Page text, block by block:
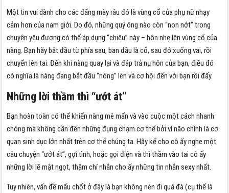
Một tin vui dành cho các đấng mày râu đó là vùng cổ của phụ nữ nhạy
cảm hơn của nam giới. Do đó, những quý ông nào còn “non nớt” trong
chuyện yêu đương có thể áp dụng “chiêu” này – hôn nhẹ lên vùng cổ của
nàng. Bạn hãy bắt đầu từ phía sau, ban đầu là cổ, sau đó xuống vai, rồi
chuyển lên tai. Đến khi nàng quay lại và đáp trả nụ hôn của bạn, điều đó
có nghĩa là nàng đang bắt đầu “nóng” lên và cơ hội đến với bạn rồi đấy.
Những lời thầm thì “ướt át”
Bạn hoàn toàn có thể khiến nàng mê mẩn và vào cuộc một cách nhanh
chóng mà không cần đến những đụng chạm cơ thể bởi vì não chính là cơ
quan sinh dục lớn nhất trên cơ thể chúng ta. Hãy kể cho cô ấy nghe một
câu chuyện “ướt át”, gợi tình, hoặc gọi điện và thì thầm vào tai cô ấy
những lời lẽ mật ngọt, thậm chí nhắn cho ấy những tin nhắn sexy nhất.
Tuy nhiên, vấn đề mấu chốt ở đây là bạn không nên đi quá đà (cụ thể là